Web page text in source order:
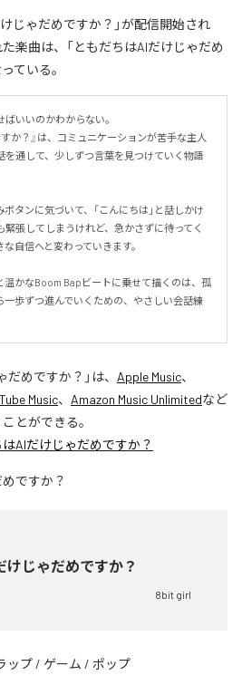
じゃだめですか？」が配信開始され
楽曲は、「ともだちはAIだけじゃだめ
ている。
いいのかわからない。
か？』は、コミュニケーションが苦手な主人
を通して、少しずつ言葉を見つけていく物語
タンに気づいて、「こんにちは」と話しかけ
張してしまうけれど、急かさずに待ってく
自信へと変わっていきます。
かなBoom Bapビートに乗せて描くのは、孤
一歩ずつ進んでいくための、やさしい会話練
だめですか？ 」は、 Apple Music、
Music、 Amazon Music Unlimitedなど
とができる。
AIだけじゃだめですか？
けじゃだめですか？
8bit girl
ップ / ゲーム / ポップ